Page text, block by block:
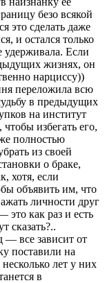
безо всякой
это сделать даже
и остался только
Если
жизнях, он
нарциссу))
переложила всю
в предыдущих
на институт
чтобы избегать его,
полностью
из своей
о браке,
хотя, если
объявить им, что
личности друг
это как раз и есть
сказать?..
— все зависит от
поставили на
лет у них
в